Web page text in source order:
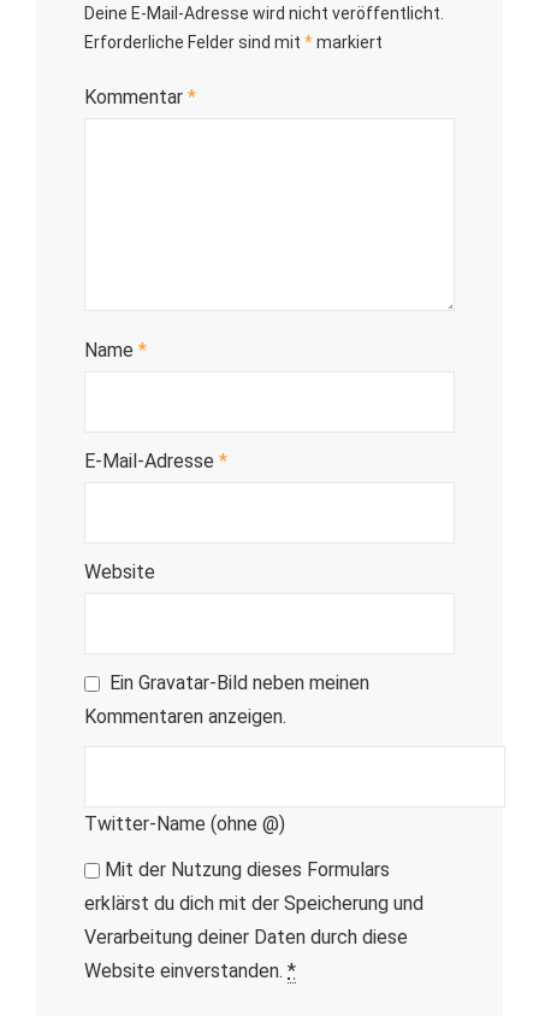
Deine E-Mail-Adresse wird nicht veröffentlicht.
Erforderliche Felder sind mit *markiert
Kommentar *
Name *
E-Mail-Adresse *
Website
EinGravatar-Bild neben meinen
Kommentaren anzeigen.
Twitter-Name (ohne @)
Mit der Nutzung dieses Formulars
erklärst du dich mit der Speicherung und
Verarbeitung deiner Daten durch diese
Website einverstanden. *